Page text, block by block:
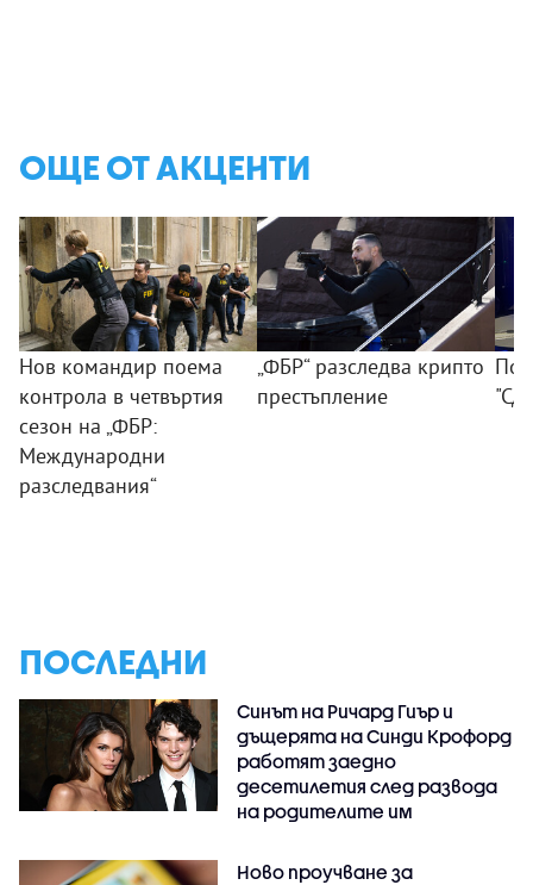
ОЩЕ ОТ АКЦЕНТИ
Нов командир поема
контрола в четвъртия
сезон на „ФБР:
Международни
разследвания“
„ФБР“ разследва крипто
престъпление
ПОСЛЕДНИ
Синът на Ричард Гиър и
дъщерята на Синди Крофорд
работят заедно
десетилетия след развода
на родителите им
Ново проучване за